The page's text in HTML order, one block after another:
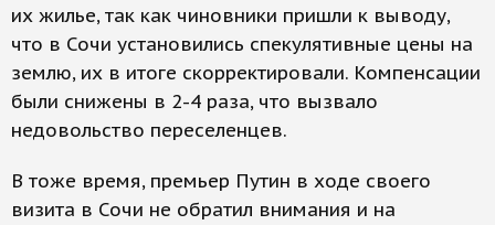
их жилье, так как чиновники пришли к выводу,
что в Сочи установились спекулятивные цены на
землю, их в итоге скорректировали. Компенсации
были снижены в 2-4 раза, что вызвало
недовольство переселенцев.
В тоже время, премьер Путин в ходе своего
визита в Сочи не обратил внимания и на